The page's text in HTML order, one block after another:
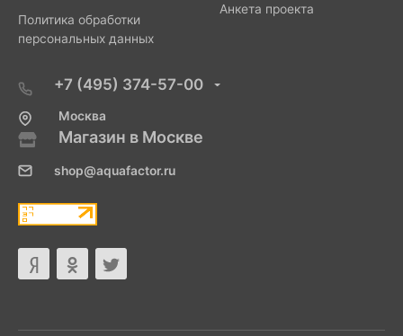
Политика обработки
персональных данных
Анкета проекта
+7 (495) 374-57-00
Москва
Магазин в Москве
shop@aquafactor.ru